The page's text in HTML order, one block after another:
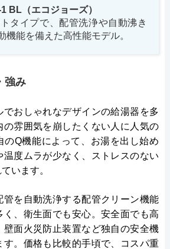
BL（エコジョーズ）
タイプで、配管洗浄や自動沸き
機能を備えた高性能モデル。
強み
でおしゃれなデザインの給湯器を多
の雰囲気を崩したくない人に人気の
のQ機能によって、お湯を出し始め
温度ムラが少なく、ストレスのない
います。
管を自動洗浄する配管クリーン機能
く、衛生面でも安心。安全面でも高
壁面火災防止装置など独自の安全機
す。価格も比較的手頃で、コスパ重